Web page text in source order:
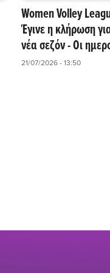
Women Volley
Έγινε η κλήρωση
νέα σεζόν - Οι
των... clásico!
21/07/2026 - 13:50